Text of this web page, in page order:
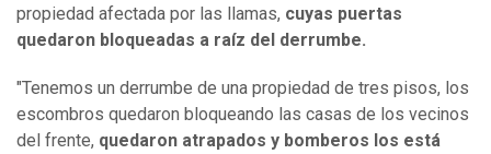
propiedad afectada por las llamas, cuyas puertas
quedaron bloqueadas a raíz del derrumbe.
"Tenemos un derrumbe de una propiedad de tres pisos, los
escombros quedaron bloqueando las casas de los vecinos
del frente, quedaron atrapados y bomberos los está